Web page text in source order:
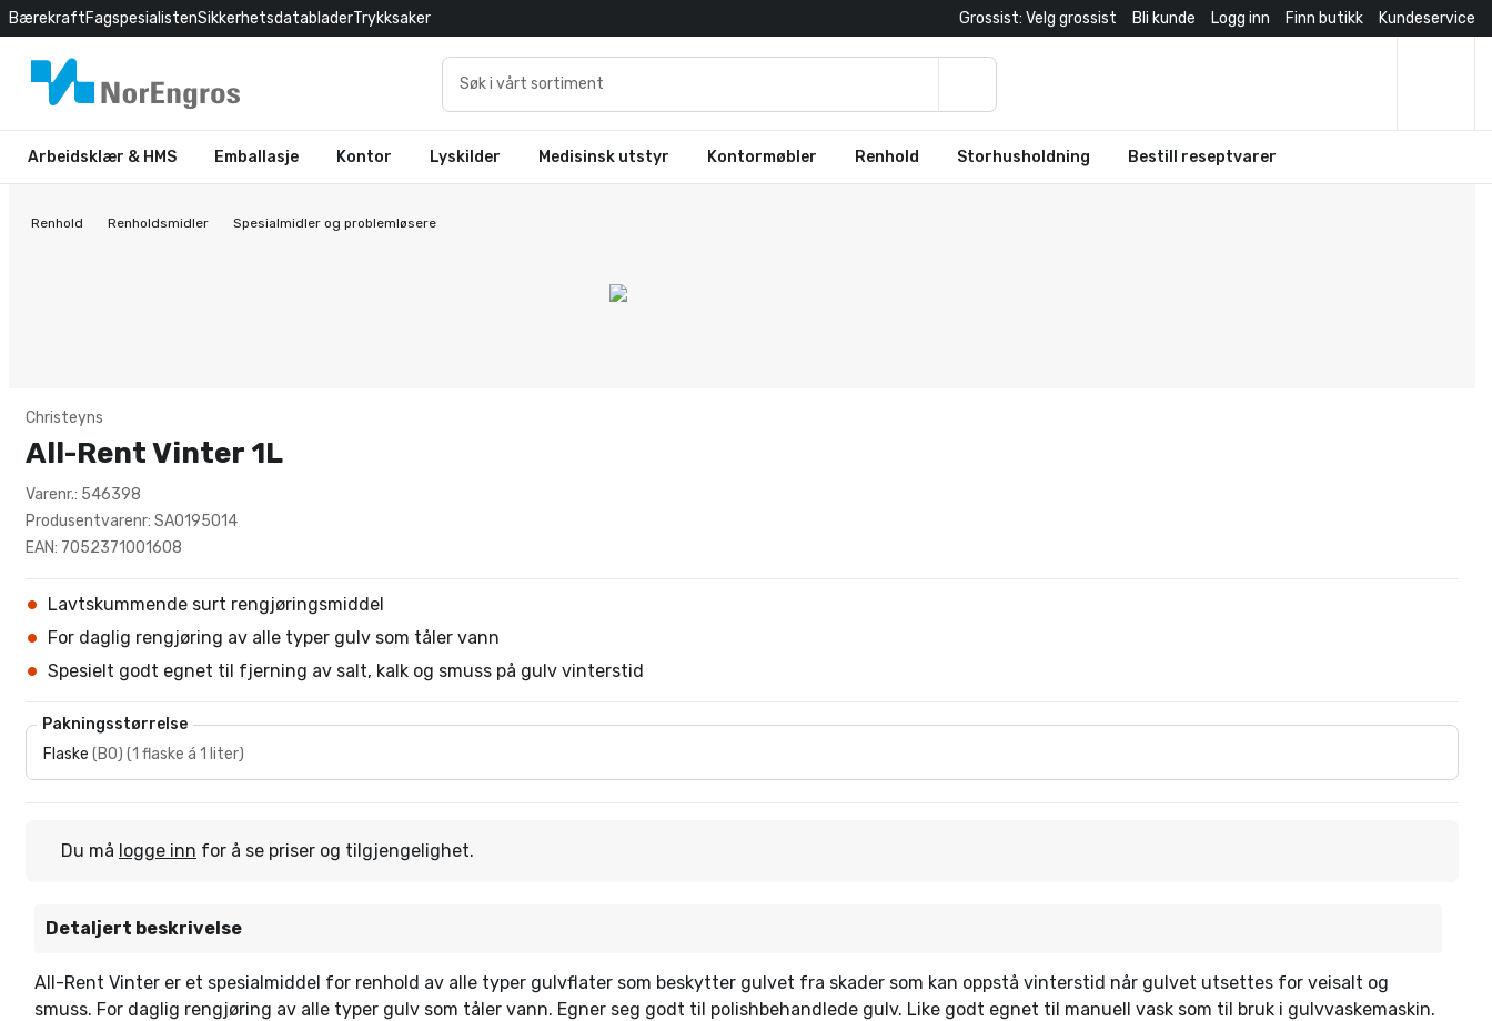
BærekraftFagspesialistenSikkerhetsdatabladerTrykksaker Grossist: Velg grossist Bli kunde Logg inn Finn butikk Kundeservice
Arbeidsklær & HMS Emballasje Kontor Lyskilder Medisinsk utstyr Kontormøbler Renhold Storhusholdning Bestill reseptvarer
Renhold Renholdsmidler Spesialmidler og problemløsere
Christeyns
All-Rent Vinter 1L
Varenr.: 546398
Produsentvarenr: SA0195014
EAN: 7052371001608
Lavtskummende surt rengjøringsmiddel
For daglig rengjøring av alle typer gulv som tåler vann
Spesielt godt egnet til fjerning av salt, kalk og smuss på gulv vinterstid
Pakningsstørrelse
Flaske (BO) (1 flaske á 1 liter)
Du må logge inn for å se priser og tilgjengelighet.
Detaljert beskrivelse
All-Rent Vinter er et spesialmiddel for renhold av alle typer gulvflater som beskytter gulvet fra skader som kan oppstå vinterstid når gulvet utsettes for veisalt og
smuss. For daglig rengjøring av alle typer gulv som tåler vann. Egner seg godt til polishbehandlede gulv. Like godt egnet til manuell vask som til bruk i gulvvaskemaskin.